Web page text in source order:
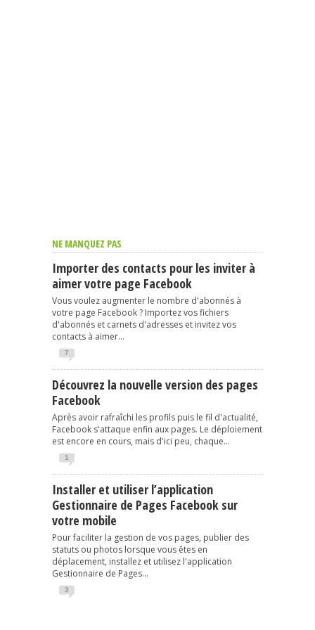
NE MANQUEZ PAS
Importer des contacts pour les inviter à
aimer votre page Facebook
Vous voulez augmenter le nombre d'abonnés à
votre page Facebook ? Importez vos fichiers
d'abonnés et carnets d'adresses et invitez vos
contacts à aimer...
7
Découvrez la nouvelle version des pages
Facebook
Après avoir rafraîchi les profils puis le fil d'actualité,
Facebook s'attaque enfin aux pages. Le déploiement
est encore en cours, mais d'ici peu, chaque...
1
Installer et utiliser l’application
Gestionnaire de Pages Facebook sur
votre mobile
Pour faciliter la gestion de vos pages, publier des
statuts ou photos lorsque vous êtes en
déplacement, installez et utilisez l'application
Gestionnaire de Pages...
3